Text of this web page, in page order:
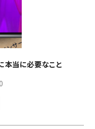
本当に必要なこと